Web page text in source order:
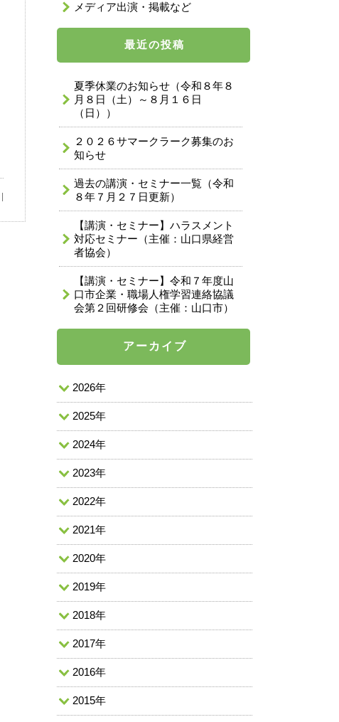
メディア出演・掲載など
最近の投稿
夏季休業のお知らせ（令和８年８
月８日（土）～８月１６日
（日））
２０２６サマークラーク募集のお
知らせ
過去の講演・セミナー一覧（令和
８年７月２７日更新）
【講演・セミナー】ハラスメント
対応セミナー（主催：山口県経営
者協会）
【講演・セミナー】令和７年度山
口市企業・職場人権学習連絡協議
会第２回研修会（主催：山口市）
アーカイブ
2026年
2025年
2024年
2023年
2022年
2021年
2020年
2019年
2018年
2017年
2016年
2015年